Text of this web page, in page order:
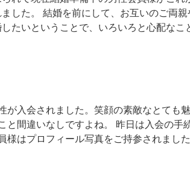
した。 結婚を前にして、お互いのご両親
たいということで、いろいろと心配なこ
が入会されました。笑顔の素敵なとても
と間違いなしですよね。 昨日は入会の手
様はプロフィール写真をご持参されまし